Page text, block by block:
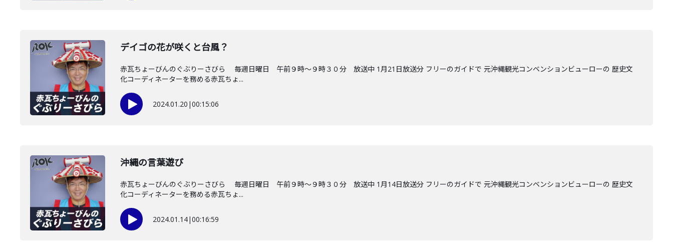
デイゴの花が咲くと台風？
赤瓦ちょーびんのぐぶりーさびら 毎週日曜日 午前９時～９時３０分 放送中 1月21日放送分 フリーのガイドで 元沖縄観光コンベンションビューローの 歴史文
化コーディネーターを務める赤瓦ちょ...
2024.01.20 |00:15:06
沖縄の言葉遊び
赤瓦ちょーびんのぐぶりーさびら 毎週日曜日 午前９時～９時３０分 放送中 1月14日放送分 フリーのガイドで 元沖縄観光コンベンションビューローの 歴史文
化コーディネーターを務める赤瓦ちょ...
2024.01.14|00:16:59